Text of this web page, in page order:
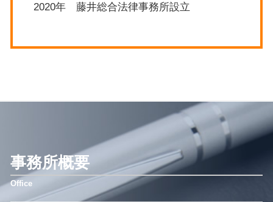
2020年 藤井総合法律事務所設立
事務所概要